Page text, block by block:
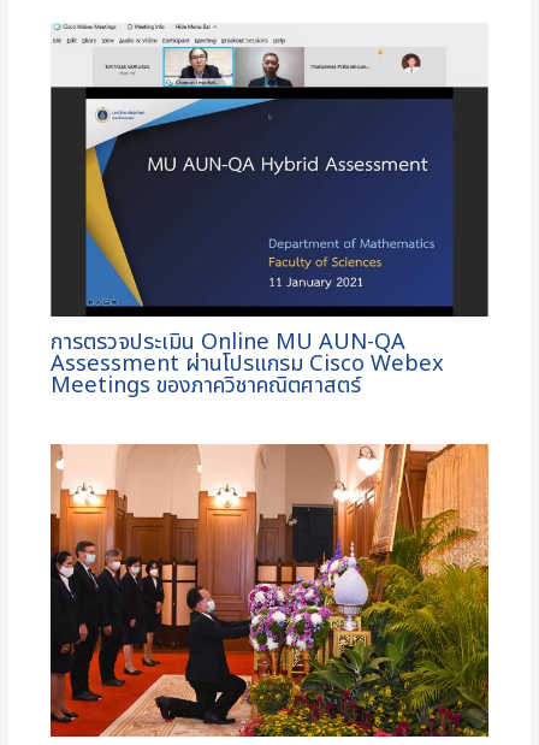
การตรวจประเมิน Online MU AUN-QA
Assessment ผ่านโปรแกรม Cisco Webex
Meetings ของภาควิชาคณิตศาสตร์